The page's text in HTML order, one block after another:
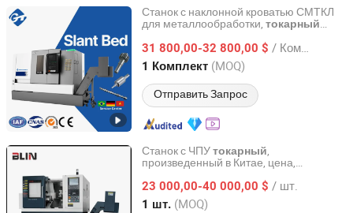
Станок с наклонной кроватью СМТКЛ
для металлообработки, токарный
31 800,00-32 800,00 $ / Комплект
1 Комплект (MOQ)
Отправить Запрос
Tongji (Dalian) International Trade Co., Ltd.
Liaoning, China с 2025
Станок с ЧПУтокарный,
произведенный в Китае, цена,
токарный(BL-S200 серия)
23 000,00-40 000,00 $ / шт.
1 шт. (MOQ)
Ningbo Blin Machinery Co., Ltd.
Zhejiang, China с 2012